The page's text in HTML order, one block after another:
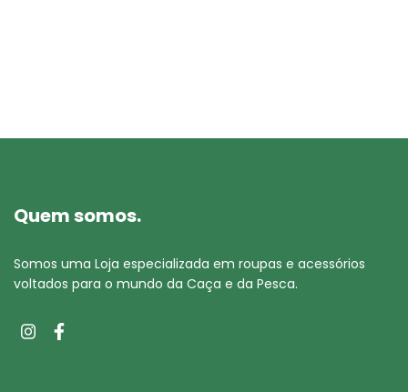
Quem somos.
Somos uma Loja especializada em roupas e acessórios
voltados para o mundo da Caça e da Pesca.